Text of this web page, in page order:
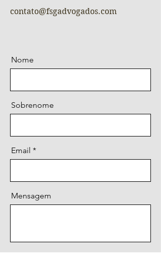
contato@fsgadvogados.com
Nome
Sobrenome
Email
Mensagem